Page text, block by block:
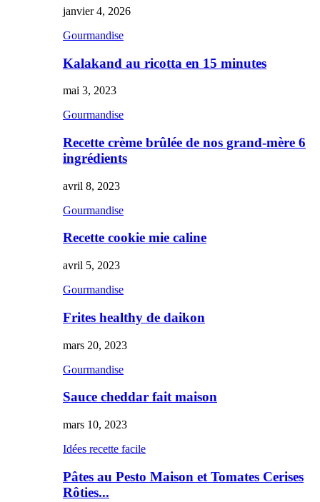
janvier 4, 2026
Gourmandise
Kalakand au ricotta en 15 minutes
mai 3, 2023
Gourmandise
Recette crème brûlée de nos grand-mère 6
ingrédients
avril 8, 2023
Gourmandise
Recette cookie mie caline
avril 5, 2023
Gourmandise
Frites healthy de daikon
mars 20, 2023
Gourmandise
Sauce cheddar fait maison
mars 10, 2023
Idées recette facile
Pâtes au Pesto Maison et Tomates Cerises
Rôties...